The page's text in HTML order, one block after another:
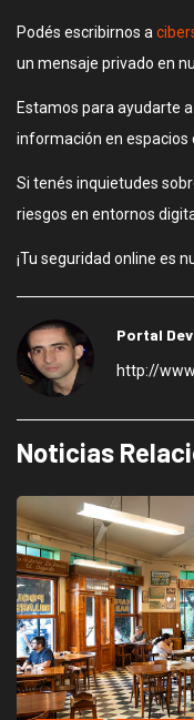
Podés escribirnos a
un mensaje privado en
Estamos para ayudarte
información en espacios
Si tenés inquietudes
riesgos en entornos
¡Tu seguridad online es
Portal
http://
Noticias